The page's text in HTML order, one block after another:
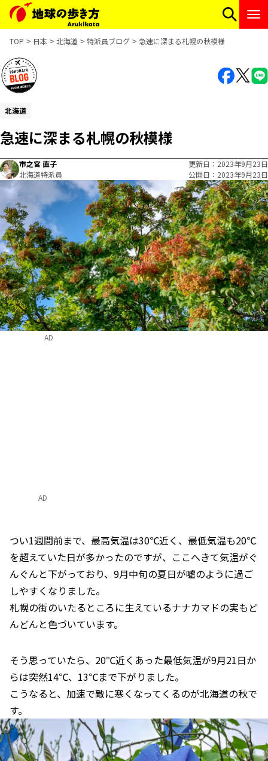
TOP 日本 北海道 特派員ブログ 急速に深まる札幌の秋模様
北海道
急速に深まる札幌の秋模様
市之宮 直子
北海道特派員
更新日
2023年9月23日
公開日
2023年9月23日
AD
つい1週間前まで、最高気温は30℃近く、最低気温も20℃
を超えていた日が多かったのですが、ここへきて気温がぐ
んぐんと下がっており、9月中旬の夏日が嘘のように過ご
しやすくなりました。
札幌の街のいたるところに生えているナナカマドの実もど
んどんと色づいています。
そう思っていたら、20℃近くあった最低気温が9月21日か
らは突然14℃、13℃まで下がりました。
こうなると、加速で敵に寒くなってくるのが北海道の秋で
す。
AD